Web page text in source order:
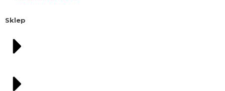
Sklep